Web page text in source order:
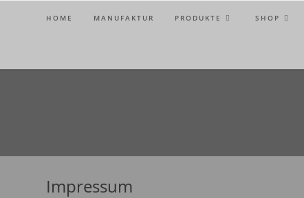
HOME MANUFAKTUR PRODUKTE SHOP
Impressum